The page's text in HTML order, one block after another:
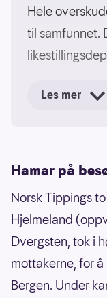
Hele
til samfunnet.
2024 kom
Les mer
Hamar på
Norsk Tippings
Hjelmeland
Dvergsten, tok i
mottakerne, for å
Bergen. Under